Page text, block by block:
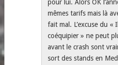
pour lui. Alors OK
mêmes tarifs mais là
fait mal. L’excuse du
coéquipier » ne peut
avant le crash sont
sort des stands en